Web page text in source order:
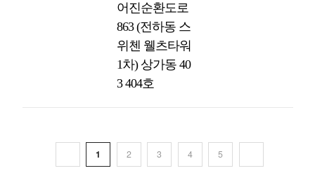
어진순환도로
863 (전하동 스
위첸 웰츠타워
1차) 상가동 40
3 404호
1 2 3 4 5